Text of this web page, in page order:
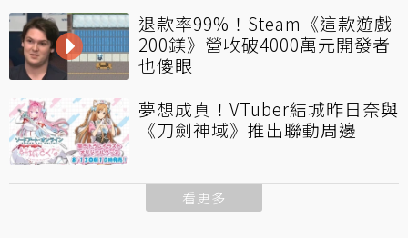
退款率99%！Steam《這款遊戲
200鎂》營收破4000萬元開發者
也傻眼
夢想成真！VTuber結城昨日奈與
《刀劍神域》推出聯動周邊
看更多